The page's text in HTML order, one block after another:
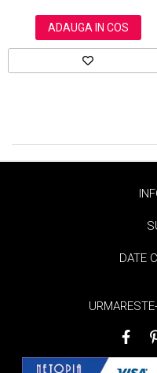
ADAUGA IN COS
DATE